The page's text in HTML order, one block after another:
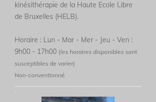
kinésithérapie de la Haute Ecole Libre
de Bruxelles (HELB).
Horaire : Lun - Mar - Mer - Jeu - Ven :
9h00 - 17h00 (les horaires disponibles sont
susceptibles de varier)
Non-conventionné